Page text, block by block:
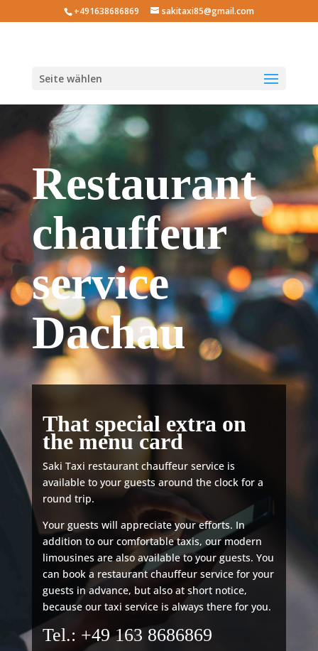
+491638686869 sakitaxi85@gmail.com
Seite wählen
Restaurant
chauffeur
service
Dachau
That special extra on
the menu card
Saki Taxi restaurant chauffeur service is
available to your guests around the clock for a
round trip.
Your guests will appreciate your efforts. In
addition to our comfortable taxis, our modern
limousines are also available to your guests. You
can book a restaurant chauffeur service for your
guests in advance, but also at short notice,
because our taxi service is always there for you.
Tel.: +49 163 8686869